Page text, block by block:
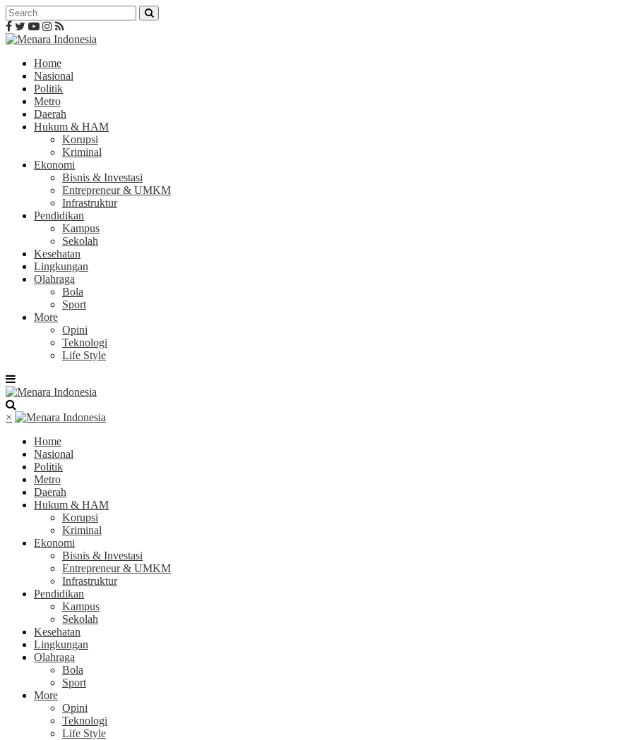
Home
Nasional
Politik
Metro
Daerah
Hukum & HAM
Korupsi
Kriminal
Ekonomi
Bisnis & Investasi
Entrepreneur & UMKM
Infrastruktur
Pendidikan
Kampus
Sekolah
Kesehatan
Lingkungan
Olahraga
Bola
Sport
More
Opini
Teknologi
Life Style
×
Home
Nasional
Politik
Metro
Daerah
Hukum & HAM
Korupsi
Kriminal
Ekonomi
Bisnis & Investasi
Entrepreneur & UMKM
Infrastruktur
Pendidikan
Kampus
Sekolah
Kesehatan
Lingkungan
Olahraga
Bola
Sport
More
Opini
Teknologi
Life Style